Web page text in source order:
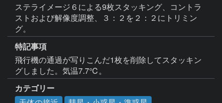
ステライメージ６による9枚スタッキング、コントラ
ストおよび解像度調整、３：２を２：２にトリミン
グ。
特記事項
飛行機の通過が写りこんだ1枚を削除してスタッキン
グしました。気温7.7℃。
カテゴリー